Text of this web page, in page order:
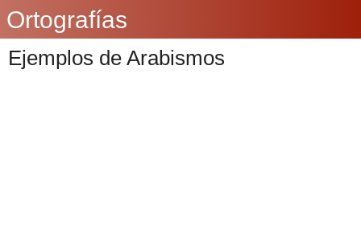
Ortografías
Ejemplos de Arabismos